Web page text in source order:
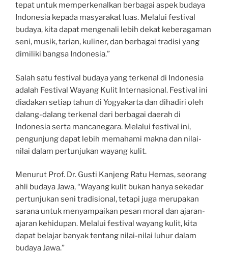
tepat untuk memperkenalkan berbagai aspek budaya
Indonesia kepada masyarakat luas. Melalui festival
budaya, kita dapat mengenali lebih dekat keberagaman
seni, musik, tarian, kuliner, dan berbagai tradisi yang
dimiliki bangsa Indonesia.”
Salah satu festival budaya yang terkenal di Indonesia
adalah Festival Wayang Kulit Internasional. Festival ini
diadakan setiap tahun di Yogyakarta dan dihadiri oleh
dalang-dalang terkenal dari berbagai daerah di
Indonesia serta mancanegara. Melalui festival ini,
pengunjung dapat lebih memahami makna dan nilai-
nilai dalam pertunjukan wayang kulit.
Menurut Prof. Dr. Gusti Kanjeng Ratu Hemas, seorang
ahli budaya Jawa, “Wayang kulit bukan hanya sekedar
pertunjukan seni tradisional, tetapi juga merupakan
sarana untuk menyampaikan pesan moral dan ajaran-
ajaran kehidupan. Melalui festival wayang kulit, kita
dapat belajar banyak tentang nilai-nilai luhur dalam
budaya Jawa.”